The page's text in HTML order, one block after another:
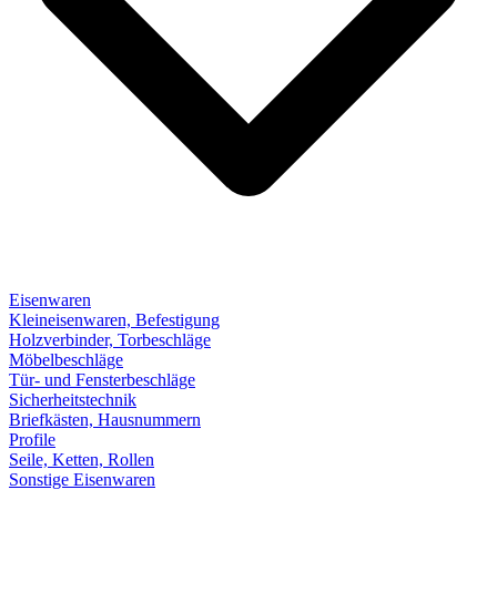
Eisenwaren
Kleineisenwaren, Befestigung
Holzverbinder, Torbeschläge
Möbelbeschläge
Tür- und Fensterbeschläge
Sicherheitstechnik
Briefkästen, Hausnummern
Profile
Seile, Ketten, Rollen
Sonstige Eisenwaren